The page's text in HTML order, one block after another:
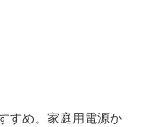
すめ。家庭用電源か